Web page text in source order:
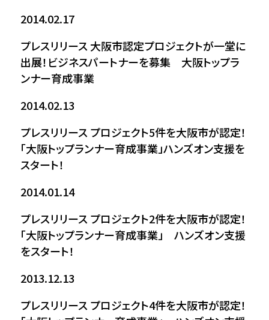
2014.02.17
プレスリリース 大阪市認定プロジェクトが一堂に
出展！ビジネスパートナーを募集 大阪トップラ
ンナー育成事業
2014.02.13
プレスリリース プロジェクト5件を大阪市が認定！
「大阪トップランナー育成事業」ハンズオン支援を
スタート！
2014.01.14
プレスリリース プロジェクト2件を大阪市が認定！
「大阪トップランナー育成事業」 ハンズオン支援
をスタート！
2013.12.13
プレスリリース プロジェクト4件を大阪市が認定！